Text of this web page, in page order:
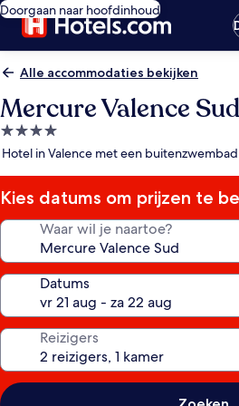
Doorgaan naar hoofdinhoud
Alle accommodaties bekijken
Mercure Valence Sud
4.0-
sterrenaccommodatie
Hotel in Valence met een
Kies datums om prijzen te
Waar wil je naartoe?
Datums
Reizigers